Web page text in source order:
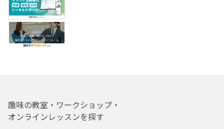
趣味の教室・ワークショップ・
オンラインレッスンを探す